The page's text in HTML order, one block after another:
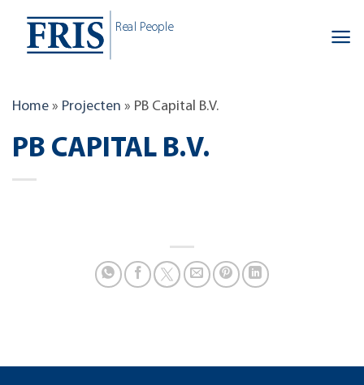
content
Real People
Home » Projecten » PB Capital B.V.
PB CAPITAL B.V.